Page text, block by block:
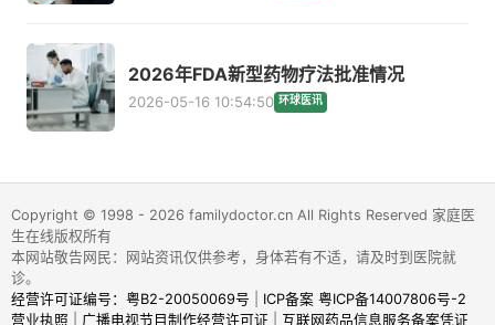
2026年FDA新型药物疗法批准情况
2026-05-16 10:54:50 环球医讯
Copyright © 1998 - 2026 familydoctor.cn All Rights Reserved 家庭医
生在线版权所有
本网站敬告网民：网站资讯仅供参考，身体若有不适，请及时到医院就
诊。
经营许可证编号：粤B2-20050069号
ICP备案 粤ICP备14007806号-2
营业执照
广播电视节目制作经营许可证 互联网药品信息服务备案凭证